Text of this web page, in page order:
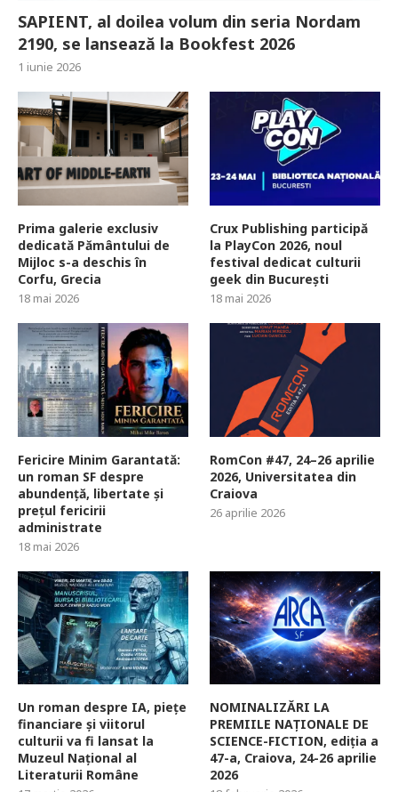
SAPIENT, al doilea volum din seria Nordam
2190, se lansează la Bookfest 2026
1 iunie 2026
Prima galerie exclusiv
dedicată Pământului de
Mijloc s-a deschis în
Corfu, Grecia
18 mai 2026
Crux Publishing participă
la PlayCon 2026, noul
festival dedicat culturii
geek din București
18 mai 2026
Fericire Minim Garantată:
un roman SF despre
abundență, libertate și
prețul fericirii
administrate
18 mai 2026
RomCon #47, 24–26 aprilie
2026, Universitatea din
Craiova
26 aprilie 2026
Un roman despre IA, piețe
financiare și viitorul
culturii va fi lansat la
Muzeul Național al
Literaturii Române
NOMINALIZĂRI LA
PREMIILE NAȚIONALE DE
SCIENCE-FICTION, ediția a
47-a, Craiova, 24-26 aprilie
2026